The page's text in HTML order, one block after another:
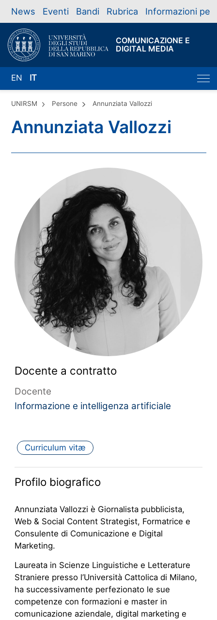
News Eventi Bandi Rubrica Informazioni per
COMUNICAZIONE E
DIGITAL MEDIA
EN IT
UNIRSM Persone Annunziata Vallozzi
Annunziata Vallozzi
Docente a contratto
Docente
Informazione e intelligenza artificiale
Curriculum vitæ
Profilo biografico
Annunziata Vallozzi è Giornalista pubblicista,
Web & Social Content Strategist, Formatrice e
Consulente di Comunicazione e Digital
Marketing.
Laureata in Scienze Linguistiche e Letterature
Straniere presso l’Università Cattolica di Milano,
ha successivamente perfezionato le sue
competenze con formazioni e master in
comunicazione aziendale, digital marketing e